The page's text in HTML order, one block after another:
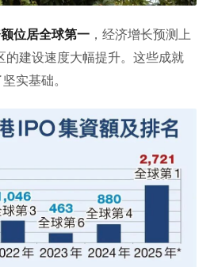
位居全球第一 ，经济增长预测上
的建设速度大幅提升。这些成就
实基础。